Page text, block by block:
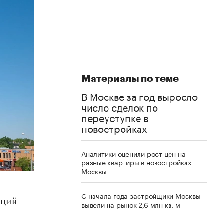
Материалы по теме
В Москве за год выросло
число сделок по
переуступке в
новостройках
Аналитики оценили рост цен на
разные квартиры в новостройках
Москвы
С начала года застройщики Москвы
вывели на рынок 2,6 млн кв. м